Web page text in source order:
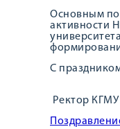
Основным
активности
С
Ректор